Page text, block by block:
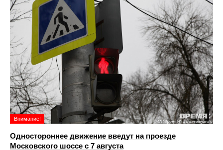
Внимание!
Одностороннее движение введут на проезде
Московского шоссе с 7 августа